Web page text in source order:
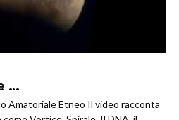
…
Amatoriale Etneo Il video racconta